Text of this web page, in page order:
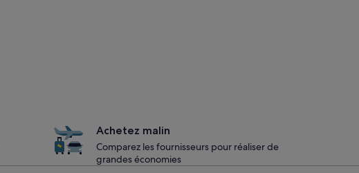
Achetez malin
Comparez les fournisseurs pour réaliser de
grandes économies